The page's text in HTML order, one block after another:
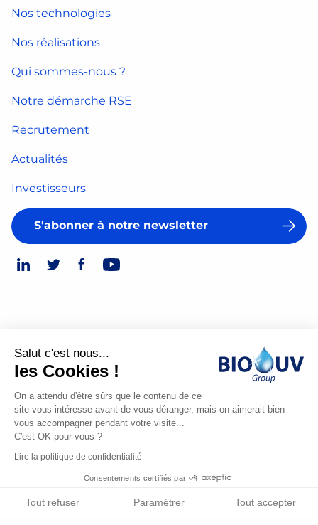
Nos technologies
Nos réalisations
Qui sommes-nous ?
Notre démarche RSE
Recrutement
Actualités
Investisseurs
S'abonner à notre newsletter
Mentions légales
Made
by
Digital
Agency,
Salut c'est nous...
les Cookies !
On a attendu d'être sûrs que le contenu de ce
site vous intéresse avant de vous déranger, mais on aimerait bien
vous accompagner pendant votre visite...
C'est OK pour vous ?
Lire la politique de confidentialité
Consentements certifiés par
Tout refuser Paramétrer Tout accepter